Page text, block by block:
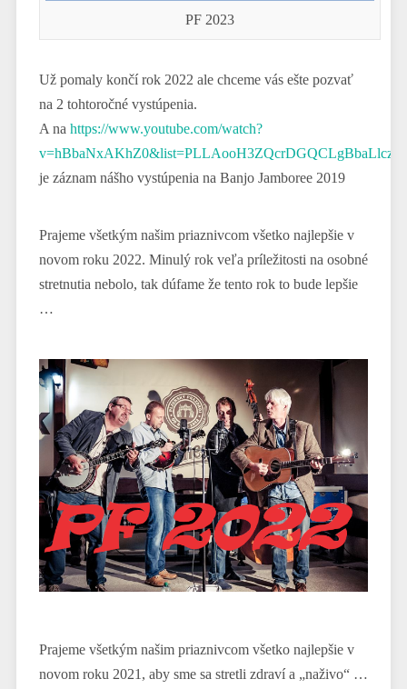
PF 2023
Už pomaly končí rok 2022 ale chceme vás ešte pozvať
na 2 tohtoročné vystúpenia.
A na https://www.youtube.com/watch?
je záznam nášho vystúpenia na Banjo Jamboree 2019
Prajeme všetkým našim priaznivcom všetko najlepšie v
novom roku 2022. Minulý rok veľa príležitosti na osobné
stretnutia nebolo, tak dúfame že tento rok to bude lepšie
…
Prajeme všetkým našim priaznivcom všetko najlepšie v
novom roku 2021, aby sme sa stretli zdraví a „naživo“ …